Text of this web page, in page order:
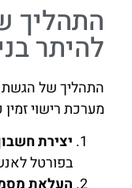
התהליך
להיתר
התהליך של הגשת
מערכת רישוי
יצירת
בפורטל